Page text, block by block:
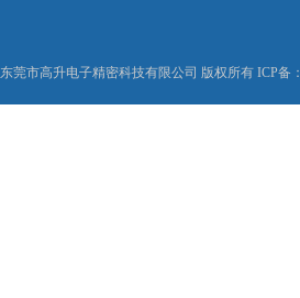
东莞市高升电子精密科技有限公司 版权所有 ICP备：